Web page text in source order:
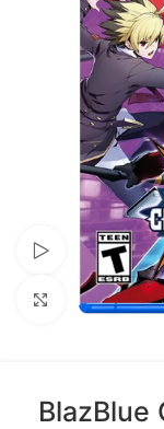
Xem video
Nhấp để
BlazBlue